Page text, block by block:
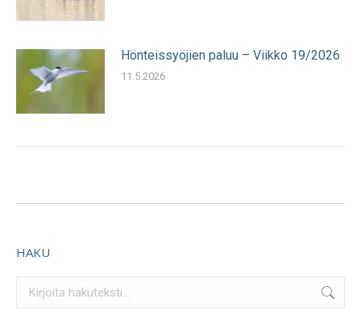
Hönteissyöjien paluu – Viikko 19/2026
11.5.2026
HAKU